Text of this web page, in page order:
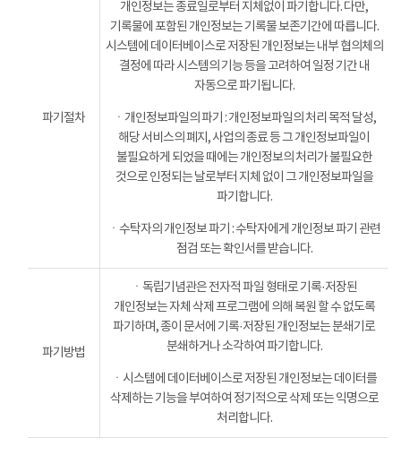
파기절차
개인정보는 종료일로부터 지체없이 파기합니다. 다만,
기록물에 포함된 개인정보는 기록물 보존기간에 따릅니다.
시스템에 데이터베이스로 저장된 개인정보는 내부 협의체의
결정에 따라 시스템의 기능 등을 고려하여 일정 기간 내
자동으로 파기됩니다.
ㆍ개인정보파일의 파기 : 개인정보파일의 처리 목적 달성,
해당 서비스의 폐지, 사업의 종료 등 그 개인정보파일이
불필요하게 되었을 때에는 개인정보의 처리가 불필요한
것으로 인정되는 날로부터 지체 없이 그 개인정보파일을
파기합니다.
ㆍ수탁자의 개인정보 파기 : 수탁자에게 개인정보 파기 관련
점검 또는 확인서를 받습니다.
파기방법
ㆍ독립기념관은 전자적 파일 형태로 기록·저장된
개인정보는 자체 삭제 프로그램에 의해 복원 할 수 없도록
파기하며, 종이 문서에 기록·저장된 개인정보는 분쇄기로
분쇄하거나 소각하여 파기합니다.
ㆍ시스템에 데이터베이스로 저장된 개인정보는 데이터를
삭제하는 기능을 부여하여 정기적으로 삭제 또는 익명으로
처리합니다.